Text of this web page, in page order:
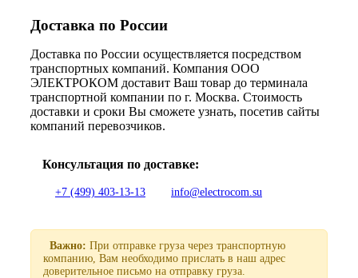
Доставка по России
Доставка по России осуществляется посредством
транспортных компаний. Компания ООО
ЭЛЕКТРОКОМ доставит Ваш товар до терминала
транспортной компании по г. Москва. Стоимость
доставки и сроки Вы сможете узнать, посетив сайты
компаний перевозчиков.
Консультация по доставке:
+7 (499) 403-13-13 info@electrocom.su
Важно: При отправке груза через транспортную
компанию, Вам необходимо прислать в наш адрес
доверительное письмо на отправку груза.